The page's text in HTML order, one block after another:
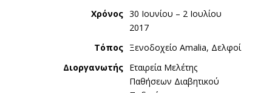
Χρόνος 30 Ιουνίου – 2 Ιουλίου
2017
Τόπος Ξενοδοχείο Amalia, Δελφοί
Διοργανωτής Εταιρεία Μελέτης
Παθήσεων Διαβητικού